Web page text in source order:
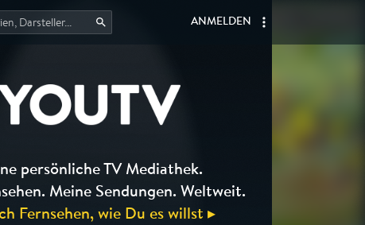
ANMELDEN
persönliche TV Mediathek.
Meine Sendungen. Weltweit.
Fernsehen, wie Du es willst ▸